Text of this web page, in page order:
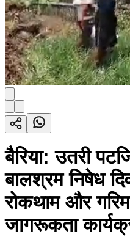
बैरिया: उतरी
बालश्रम निषेध
रोकथाम और
जागरूकता